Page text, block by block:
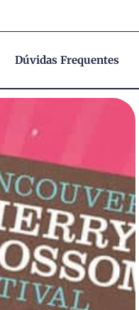
Dúvidas Frequentes